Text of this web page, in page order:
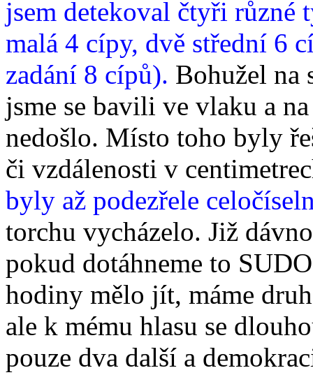
jsem detekoval čtyři různé
malá 4 cípy, dvě střední 6
zadání 8 cípů). Bohužel na
jsme se bavili ve vlaku a
nedošlo. Místo toho byly
či vzdálenosti v
byly až podezřele
torchu vycházelo. Již
pokud dotáhneme to
hodiny mělo jít, máme
ale k mému hlasu se
pouze dva další a